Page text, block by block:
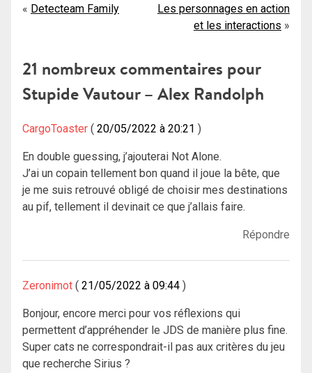
Navigation
l’article
Detecteam Family
Les personnages en action
et les interactions
21 nombreux commentaires pour
Stupide Vautour – Alex Randolph
CargoToaster 20/05/2022 à 20:21
En double guessing, j’ajouterai Not Alone.
J’ai un copain tellement bon quand il joue la bête, que
je me suis retrouvé obligé de choisir mes destinations
au pif, tellement il devinait ce que j’allais faire.
Répondre
Zeronimot 21/05/2022 à 09:44
Bonjour, encore merci pour vos réflexions qui
permettent d’appréhender le JDS de manière plus fine.
Super cats ne correspondrait-il pas aux critères du jeu
que recherche Sirius ?